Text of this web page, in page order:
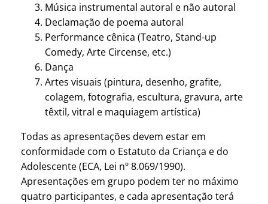
Música instrumental autoral e não autoral
Declamação de poema autoral
Performance cênica (Teatro, Stand-up
Comedy, Arte Circense, etc.)
Dança
Artes visuais (pintura, desenho, grafite,
colagem, fotografia, escultura, gravura, arte
têxtil, vitral e maquiagem artística)
Todas as apresentações devem estar em
conformidade com o Estatuto da Criança e do
Adolescente (ECA, Lei nº 8.069/1990).
Apresentações em grupo podem ter no máximo
quatro participantes, e cada apresentação terá